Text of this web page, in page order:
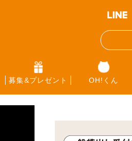
募集&プレゼント OH!くん